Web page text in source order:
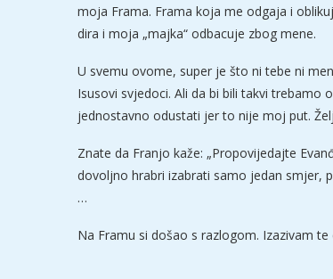
moja Frama. Frama koja me odgaja i
dira i moja „majka“ odbacuje zbog mene.
U svemu ovome, super je što ni tebe ni
Isusovi svjedoci. Ali da bi bili takvi trebamo
jednostavno odustati jer to nije moj put.
Znate da Franjo kaže: „Propovijedajte
dovoljno hrabri izabrati samo jedan smjer,
…
Na Framu si došao s razlogom. Izazivam te